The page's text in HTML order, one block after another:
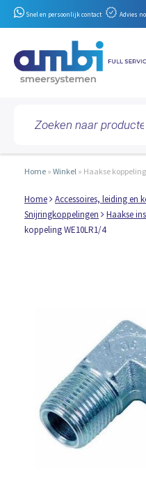
Snel en persoonlijk contact Advies
zoeken
Home » Winkel » Haakse koppeling
Home
Accessoires, leiding en
Snijringkoppelingen
Haakse
koppeling WE10LR1/4